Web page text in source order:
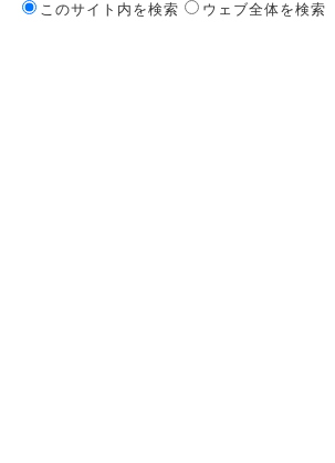
このサイト内を検索 ウェブ全体を検索